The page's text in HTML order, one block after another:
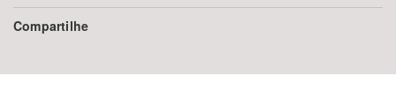
Compartilhe